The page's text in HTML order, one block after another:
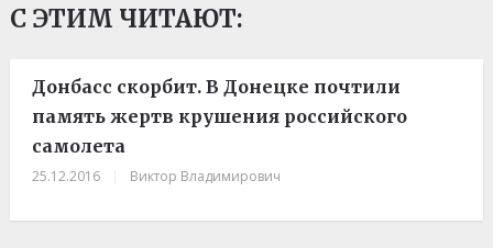
С ЭТИМ ЧИТАЮТ:
Донбасс скорбит. В Донецке почтили
память жертв крушения российского
самолета
25.12.2016 Виктор Владимирович